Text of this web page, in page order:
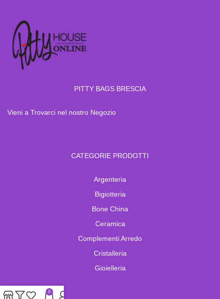
PITTY BAGS BRESCIA
Vieni a Trovarci nel nostro Negozio
CATEGORIE PRODOTTI
Argenteria
Bigiotteria
Bone China
Ceramica
Complementi Arredo
Cristalleria
Gioielleria
0